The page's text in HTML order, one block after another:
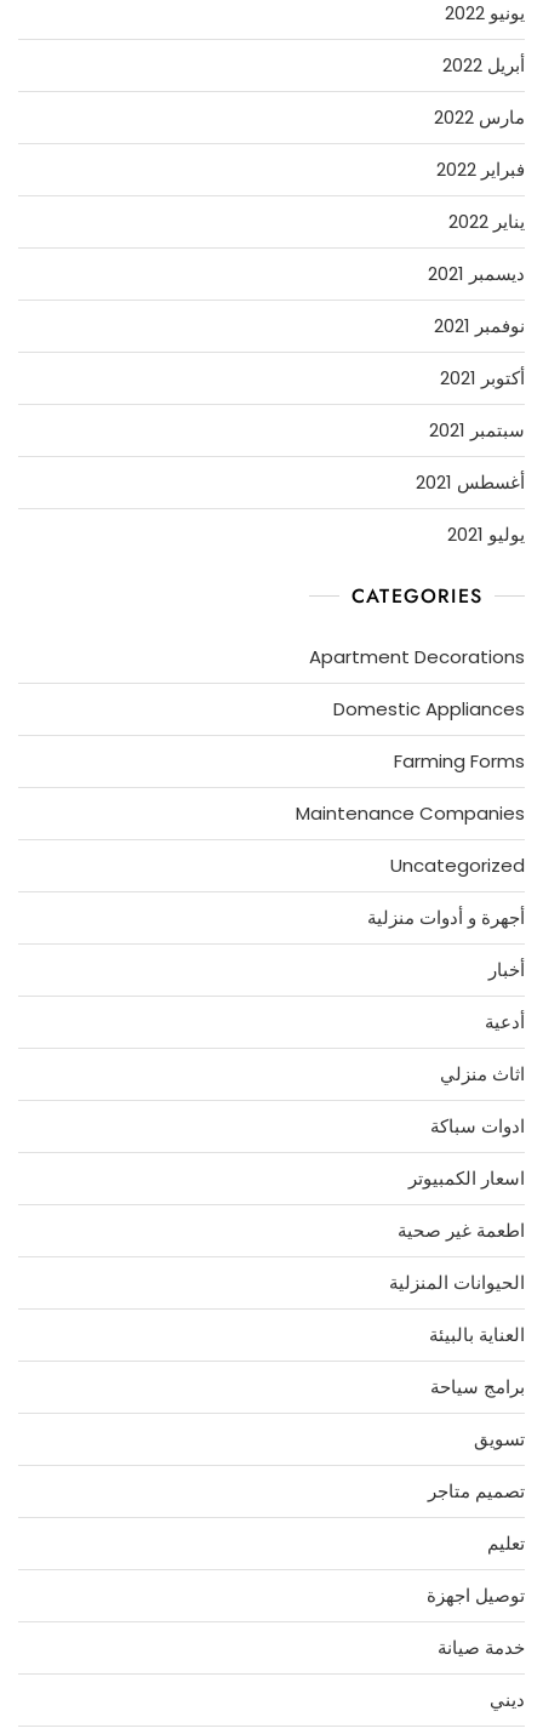
يونيو 2022
أبريل 2022
مارس 2022
فبراير 2022
يناير 2022
ديسمبر 2021
نوفمبر 2021
أكتوبر 2021
سبتمبر 2021
أغسطس 2021
يوليو 2021
CATEGORIES
Apartment Decorations
Domestic Appliances
Farming Forms
Maintenance Companies
Uncategorized
أجهرة و أدوات منزلية
أخبار
أدعية
اثاث منزلي
ادوات سباكة
اسعار الكمبيوتر
اطعمة غير صحية
الحيوانات المنزلية
العناية بالبيئة
برامج سياحة
تسويق
تصميم متاجر
تعليم
توصيل اجهزة
خدمة صيانة
ديني